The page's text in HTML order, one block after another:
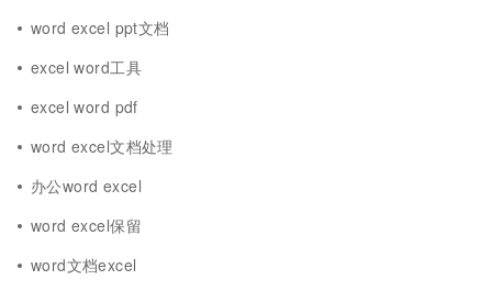
word excel ppt文档
excel word工具
excel word pdf
word excel文档处理
办公word excel
word excel保留
word文档excel